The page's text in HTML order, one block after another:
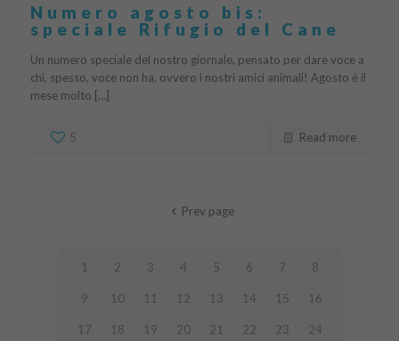
Numero agosto bis:
speciale Rifugio del Cane
Un numero speciale del nostro giornale, pensato per dare voce a
chi, spesso, voce non ha, ovvero i nostri amici animali! Agosto è il
mese molto […]
5 Read more
Prev page
1 2 3 4 5 6 7 8
9 10 11 12 13 14 15 16
17 18 19 20 21 22 23 24